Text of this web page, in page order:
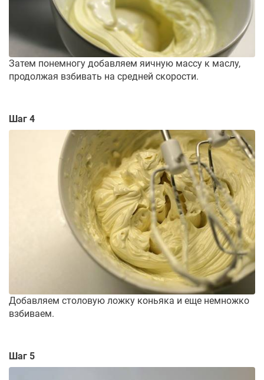
Затем понемногу добавляем яичную массу к маслу,
продолжая взбивать на средней скорости.
Шаг 4
Добавляем столовую ложку коньяка и еще немножко
взбиваем.
Шаг 5